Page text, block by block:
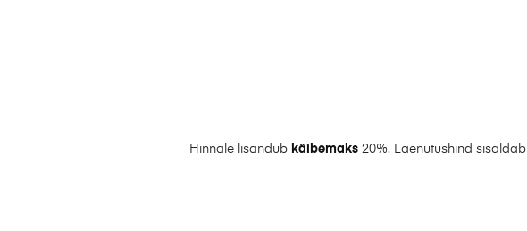
Hinnale lisandub käibemaks 20%. Laenutushind sisaldab